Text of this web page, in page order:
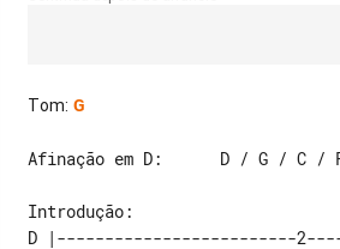
Tom: G
Afinação em D:      D / G / C /
D |-------------------------